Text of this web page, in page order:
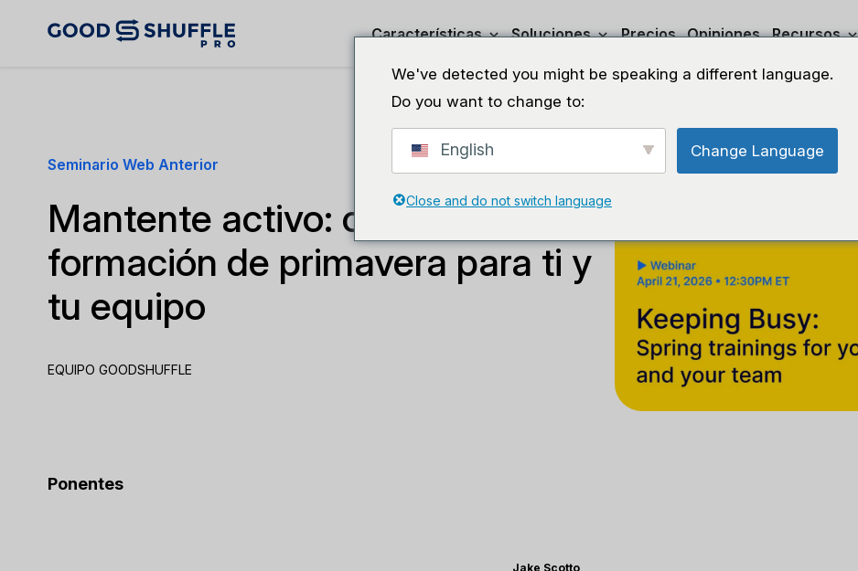
Características Soluciones Precios Opiniones Recursos
Seminario Web Anterior
Mantente activo: cursos de
formación de primavera para ti y
tu equipo
EQUIPO GOODSHUFFLE
Ponentes
Jake Scotto
We've detected you might be speaking a different language.
Do you want to change to:
English Change Language
Close and do not switch language